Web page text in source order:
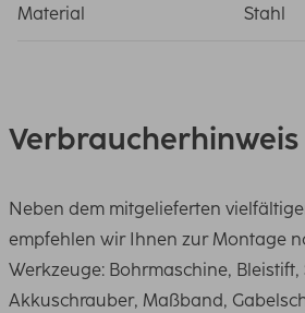
Material Stahl
Verbraucherhinweis
Neben dem mitgelieferten
empfehlen wir Ihnen zur Montage
Werkzeuge: Bohrmaschine,
Akkuschrauber, Maßband,